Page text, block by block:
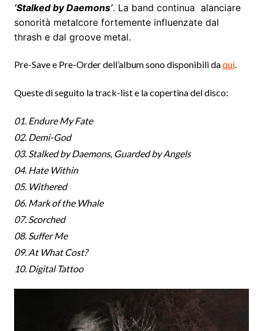
‘Stalked by Daemons’. La band continua alanciare
sonorità metalcore fortemente influenzate dal
thrash e dal groove metal.
Pre-Save e Pre-Order dell’album sono disponibili daqui.
Queste di seguito la track-list e la copertina del disco:
01. Endure My Fate
02. Demi-God
03. Stalked by Daemons, Guarded by Angels
04. Hate Within
05. Withered
06. Mark of the Whale
07. Scorched
08. Suffer Me
09. At What Cost?
10. Digital Tattoo